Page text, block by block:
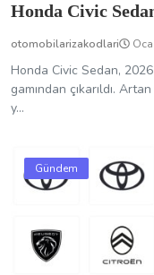
Honda Civic
otomobilarizakodlari
Honda Civic Sedan,
gamından çıkarıldı.
y...
Gündem